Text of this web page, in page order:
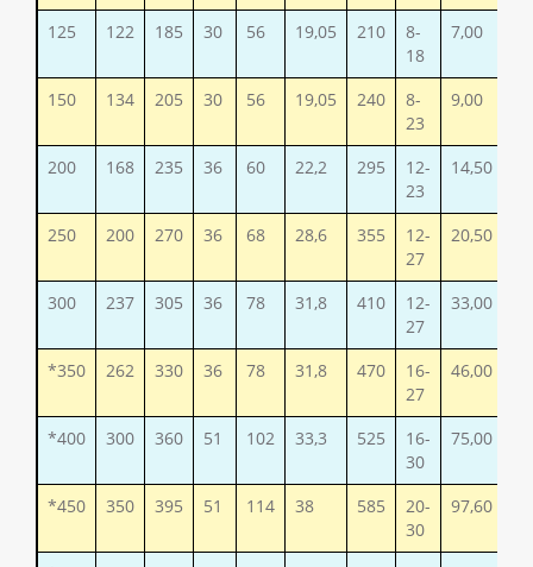
125 122 185 30 56 19,05 210
8-
18
7,00
150 134 205 30 56 19,05 240
8-
23
9,00
200 168 235 36 60 22,2 295
12-
23
14,50
250 200 270 36 68 28,6 355
12-
27
20,50
300 237 305 36 78 31,8 410
12-
27
33,00
*350 262 330 36 78 31,8 470
16-
27
46,00
*400 300 360 51 102 33,3 525
16-
30
75,00
*450 350 395 51 114 38 585
20-
30
97,60